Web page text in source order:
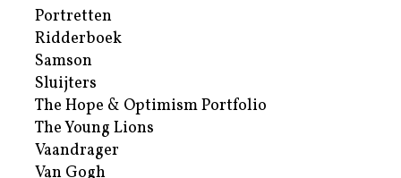
Portretten
Ridderboek
Samson
Sluijters
The Hope & Optimism Portfolio
The Young Lions
Vaandrager
Van Gogh